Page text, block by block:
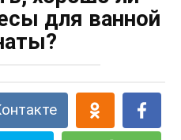
для ванной